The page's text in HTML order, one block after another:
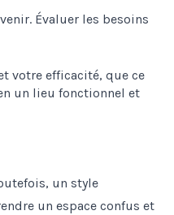
Évaluer les besoins
un style
un espace confus et